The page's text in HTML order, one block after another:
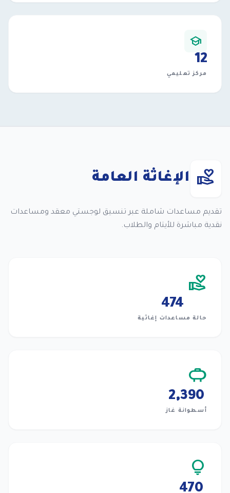
school
12
مركز تعليمي
volunteer_activism الإغاثة العامة
تقديم مساعدات شاملة عبر تنسيق لوجستي معقد ومساعدات
نقدية مباشرة للأيتام والطلاب.
volunteer_activism
474
حالة مساعدات إغاثية
propane
2,390
أسطوانة غاز
lightbulb
470